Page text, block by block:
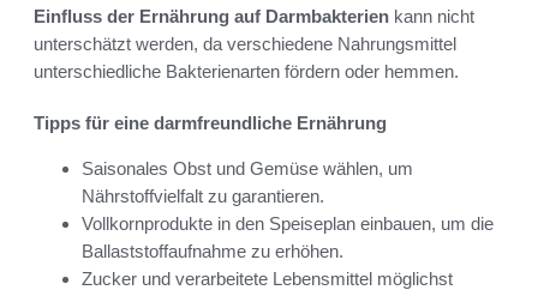
Einfluss der Ernährung auf Darmbakterien kann nicht
unterschätzt werden, da verschiedene Nahrungsmittel
unterschiedliche Bakterienarten fördern oder hemmen.
Tipps für eine darmfreundliche Ernährung
Saisonales Obst und Gemüse wählen, um
Nährstoffvielfalt zu garantieren.
Vollkornprodukte in den Speiseplan einbauen, um die
Ballaststoffaufnahme zu erhöhen.
Zucker und verarbeitete Lebensmittel möglichst